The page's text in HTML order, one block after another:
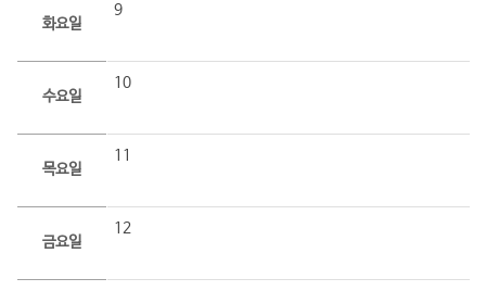
화요일
9
수요일
10
목요일
11
금요일
12